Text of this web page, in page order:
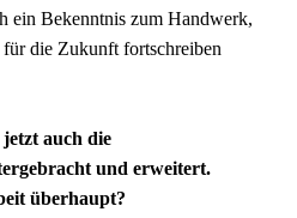
ein Bekenntnis zum Handwerk,
die Zukunft fortschreiben
auch die
und erweitert.
überhaupt?